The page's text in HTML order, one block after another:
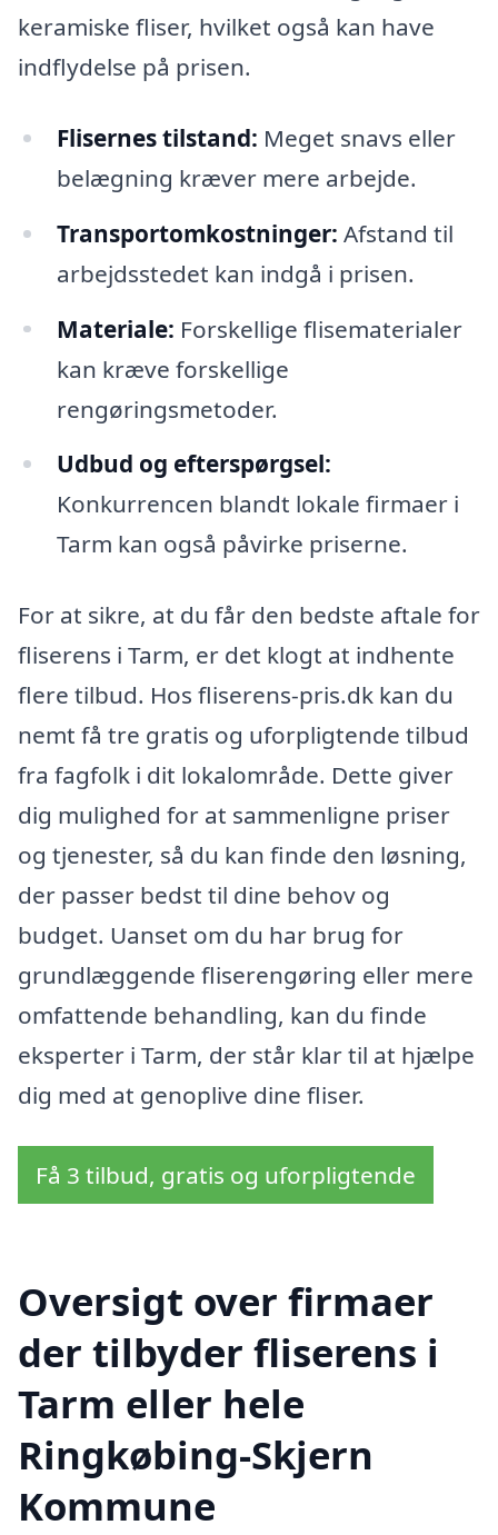
keramiske fliser, hvilket også kan have
indflydelse på prisen.
Flisernes tilstand: Meget snavs eller
belægning kræver mere arbejde.
Transportomkostninger: Afstand til
arbejdsstedet kan indgå i prisen.
Materiale: Forskellige flisematerialer
kan kræve forskellige
rengøringsmetoder.
Udbud og efterspørgsel:
Konkurrencen blandt lokale firmaer i
Tarm kan også påvirke priserne.
For at sikre, at du får den bedste aftale for
fliserens i Tarm, er det klogt at indhente
flere tilbud. Hos fliserens-pris.dk kan du
nemt få tre gratis og uforpligtende tilbud
fra fagfolk i dit lokalområde. Dette giver
dig mulighed for at sammenligne priser
og tjenester, så du kan finde den løsning,
der passer bedst til dine behov og
budget. Uanset om du har brug for
grundlæggende fliserengøring eller mere
omfattende behandling, kan du finde
eksperter i Tarm, der står klar til at hjælpe
dig med at genoplive dine fliser.
Få 3 tilbud, gratis og uforpligtende
Oversigt over firmaer
der tilbyder fliserens i
Tarm eller hele
Ringkøbing-Skjern
Kommune